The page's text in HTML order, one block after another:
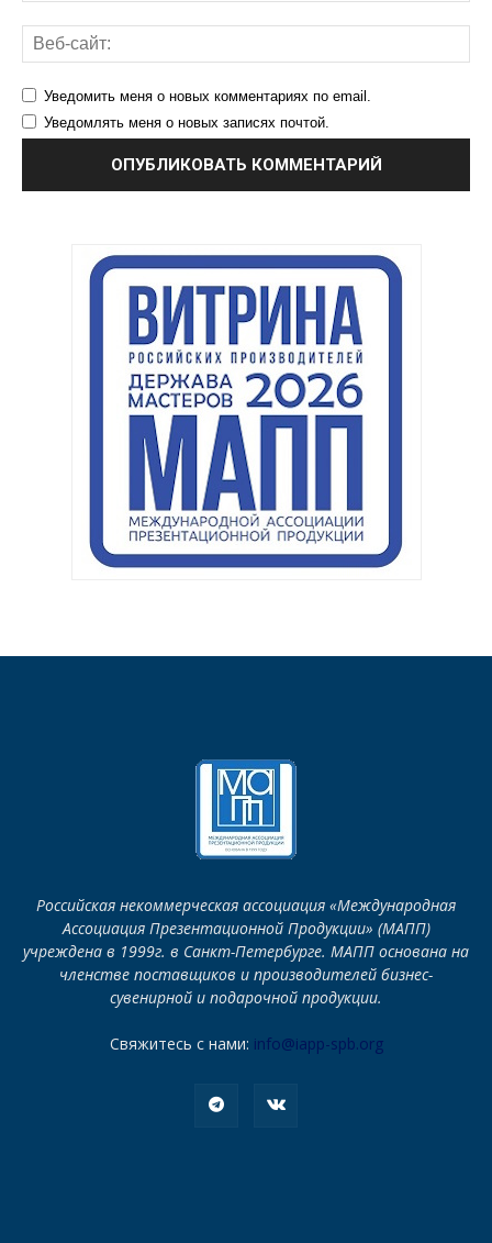
Уведомить меня о новых комментариях по email.
Уведомлять меня о новых записях почтой.
Российская некоммерческая ассоциация «Международная
Ассоциация Презентационной Продукции» (МАПП)
учреждена в 1999г. в Санкт-Петербурге. МАПП основана на
членстве поставщиков и производителей бизнес-
сувенирной и подарочной продукции.
Свяжитесь с нами: info@iapp-spb.org